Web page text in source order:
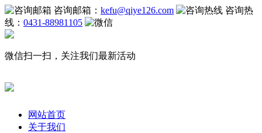
咨询邮箱： kefu@qiye126.com
咨询热
线： 0431-88981105
微信扫一扫，关注我们最新活动
网站首页
关于我们